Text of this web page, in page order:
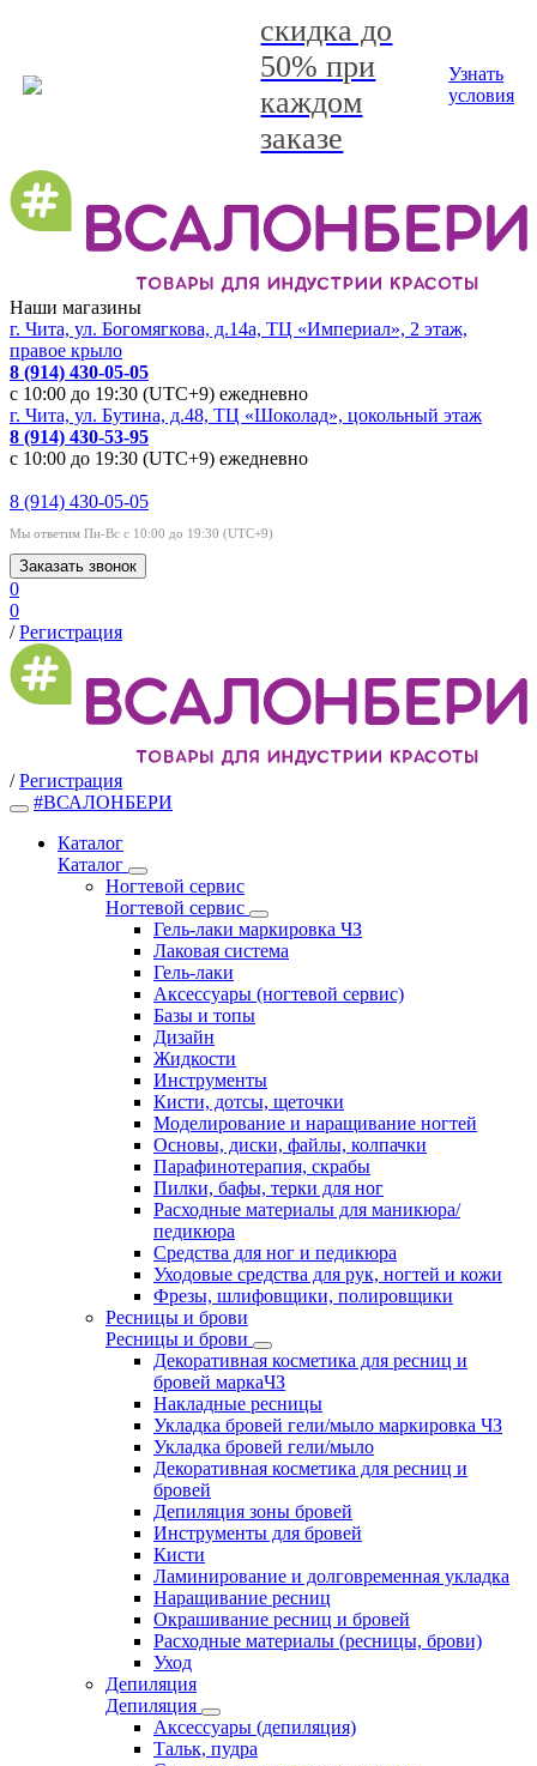
скидка до
50% при
каждом
заказе
Узнать
условия
Наши магазины
г. Чита, ул. Богомягкова, д.14а, ТЦ «Империал», 2 этаж,
правое крыло
8 (914) 430-05-05
с 10:00 до 19:30 (UTC+9) ежедневно
г. Чита, ул. Бутина, д.48, ТЦ «Шоколад», цокольный этаж
8 (914) 430-53-95
с 10:00 до 19:30 (UTC+9) ежедневно
8 (914) 430-05-05
Мы ответим Пн-Вс с 10:00 до 19:30 (UTC+9)
Заказать звонок
0
0
/ Регистрация
/ Регистрация
#ВСАЛОНБЕРИ
Каталог
Каталог
Ногтевой сервис
Ногтевой сервис
Гель-лаки маркировка ЧЗ
Лаковая система
Гель-лаки
Аксессуары (ногтевой сервис)
Базы и топы
Дизайн
Жидкости
Инструменты
Кисти, дотсы, щеточки
Моделирование и наращивание ногтей
Основы, диски, файлы, колпачки
Парафинотерапия, скрабы
Пилки, бафы, терки для ног
Расходные материалы для маникюра/
педикюра
Средства для ног и педикюра
Уходовые средства для рук, ногтей и кожи
Фрезы, шлифовщики, полировщики
Ресницы и брови
Ресницы и брови
Декоративная косметика для ресниц и
бровей маркаЧЗ
Накладные ресницы
Укладка бровей гели/мыло маркировка ЧЗ
Укладка бровей гели/мыло
Декоративная косметика для ресниц и
бровей
Депиляция зоны бровей
Инструменты для бровей
Кисти
Ламинирование и долговременная укладка
Наращивание ресниц
Окрашивание ресниц и бровей
Расходные материалы (ресницы, брови)
Уход
Депиляция
Депиляция
Аксессуары (депиляция)
Тальк, пудра